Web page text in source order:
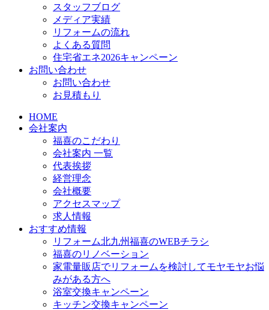
スタッフブログ
メディア実績
リフォームの流れ
よくある質問
住宅省エネ2026キャンペーン
お問い合わせ
お問い合わせ
お見積もり
HOME
会社案内
福喜のこだわり
会社案内 一覧
代表挨拶
経営理念
会社概要
アクセスマップ
求人情報
おすすめ情報
リフォーム北九州福喜のWEBチラシ
福喜のリノベーション
家電量販店でリフォームを検討してモヤモヤお悩
みがある方へ
浴室交換キャンペーン
キッチン交換キャンペーン